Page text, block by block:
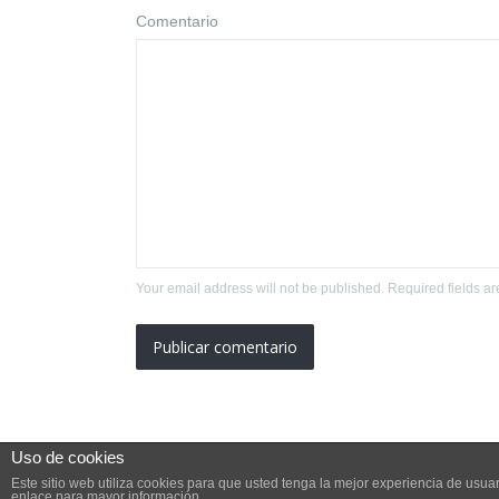
Comentario
Your email address will not be published. Required fields
Uso de cookies
Este sitio web utiliza cookies para que usted tenga la mejor experiencia de